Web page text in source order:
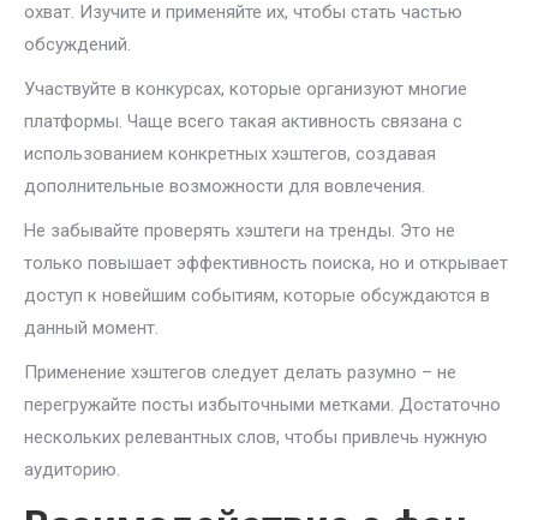
охват. Изучите и применяйте их, чтобы стать частью
обсуждений.
Участвуйте в конкурсах, которые организуют многие
платформы. Чаще всего такая активность связана с
использованием конкретных хэштегов, создавая
дополнительные возможности для вовлечения.
Не забывайте проверять хэштеги на тренды. Это не
только повышает эффективность поиска, но и открывает
доступ к новейшим событиям, которые обсуждаются в
данный момент.
Применение хэштегов следует делать разумно – не
перегружайте посты избыточными метками. Достаточно
нескольких релевантных слов, чтобы привлечь нужную
аудиторию.